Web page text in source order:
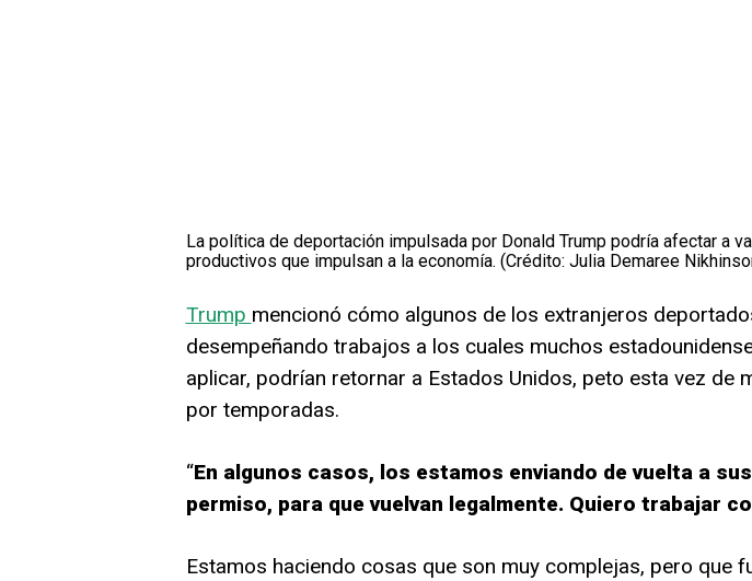
La política de deportación impulsada por Donald Trump podría afectar a
productivos que impulsan a la economía. (Crédito: Julia Demaree
Trump mencionó cómo algunos de los extranjeros
desempeñando trabajos a los cuales muchos
aplicar, podrían retornar a Estados Unidos, peto esta vez de
por temporadas.
“En algunos casos, los estamos enviando de vuelta a
permiso, para que vuelvan legalmente. Quiero trabajar
Estamos haciendo cosas que son muy complejas, pero que